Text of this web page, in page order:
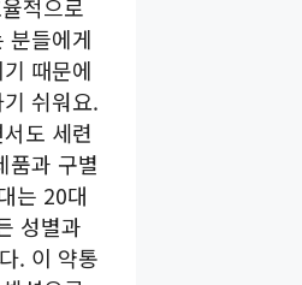
적으로
분들에게
때문에
쉬워요.
도 세련
품과 구별
는 20대
성별과
. 이 약통